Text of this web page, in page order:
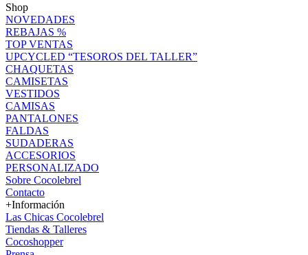
Shop
NOVEDADES
REBAJAS %
TOP VENTAS
UPCYCLED “TESOROS DEL TALLER”
CHAQUETAS
CAMISETAS
VESTIDOS
CAMISAS
PANTALONES
FALDAS
SUDADERAS
ACCESORIOS
PERSONALIZADO
Sobre Cocolebrel
Contacto
+Información
Las Chicas Cocolebrel
Tiendas & Talleres
Cocoshopper